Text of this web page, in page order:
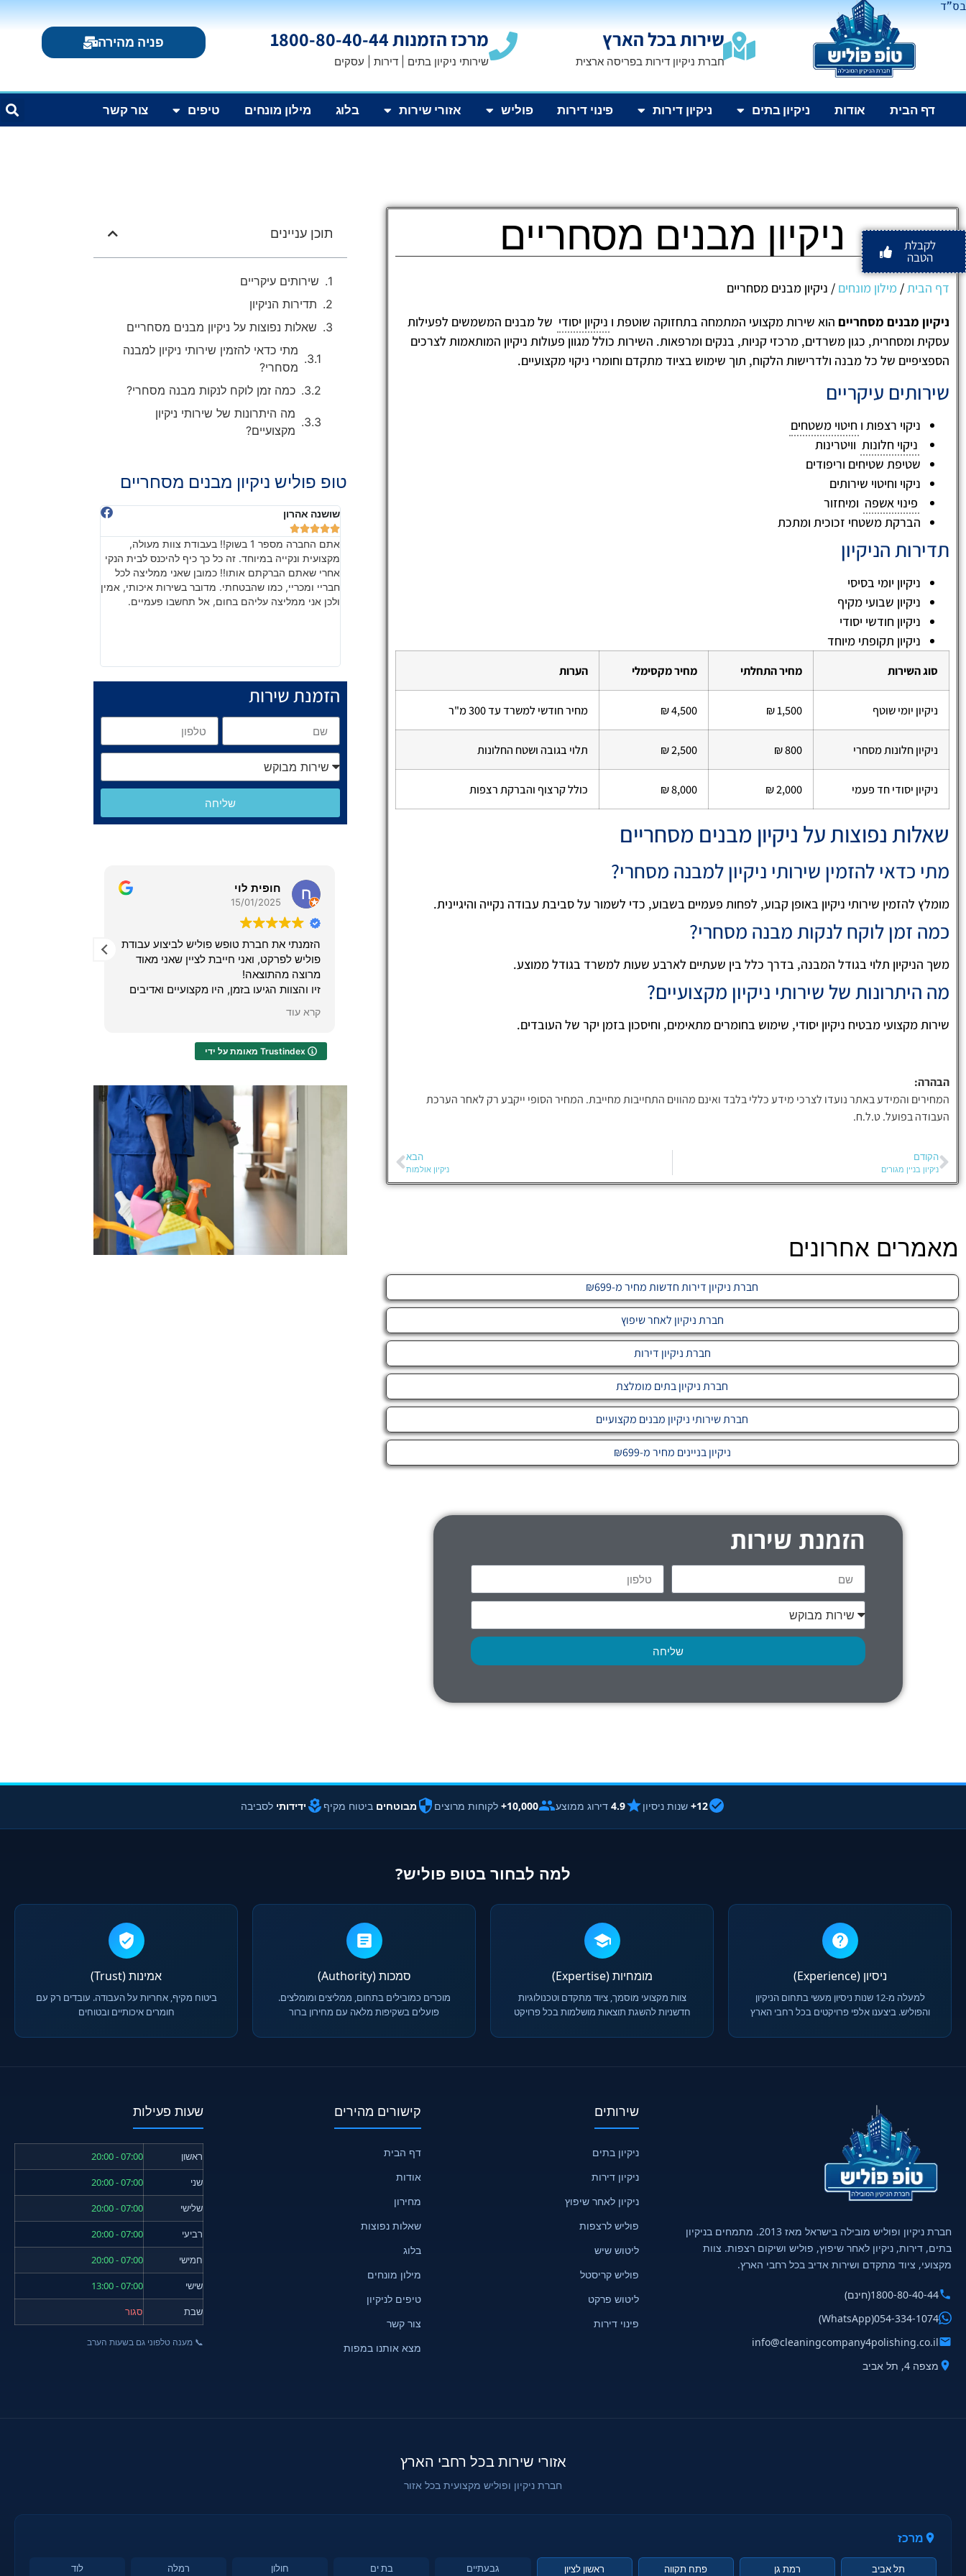
בס"ד
שירות בכל הארץ
חברת ניקיון דירות בפריסה ארצית
מרכז הזמנות 1800-80-40-44
שירותי ניקיון בתים | דירות | עסקים
פניה מהירה
דף הבית אודות ניקיון בתים ניקיון דירות פינוי דירות פוליש אזורי שירות בלוג מילון מונחים טיפים צור קשר
לקבלת
הטבה ניקיון מבנים מסחריים
דף הבית/ מילון מונחים / ניקיון מבנים מסחריים
ניקיון מבנים מסחריים הוא שירות מקצועי המתמחה בתחזוקה שוטפת ו ניקיון יסודי של מבנים המשמשים לפעילות
עסקית ומסחרית, כגון משרדים, מרכזי קניות, בנקים ומרפאות. השירות כולל מגוון פעולות ניקיון המותאמות לצרכים
הספציפיים של כל מבנה ולדרישות הלקוח, תוך שימוש בציוד מתקדם וחומרי ניקוי מקצועיים.
שירותים עיקריים
ניקוי רצפות ו חיטוי משטחים
ניקוי חלונות וויטרינות
שטיפת שטיחים וריפודים
ניקוי וחיטוי שירותים
פינוי אשפה ומיחזור
הברקת משטחי זכוכית ומתכת
תדירות הניקיון
ניקיון יומי בסיסי
ניקיון שבועי מקיף
ניקיון חודשי יסודי
ניקיון תקופתי מיוחד
סוג השירות מחיר התחלתי מחיר מקסימלי הערות
ניקיון יומי שוטף 1,500 ₪
4,500 ₪ מחיר חודשי למשרד עד 300 מ"ר
ניקיון חלונות מסחרי 800 ₪
2,500 ₪ תלוי בגובה ושטח החלונות
ניקיון יסודי חד פעמי 2,000 ₪
8,000 ₪ כולל קרצוף והברקת רצפות
שאלות נפוצות על ניקיון מבנים מסחריים
מתי כדאי להזמין שירותי ניקיון למבנה מסחרי?
מומלץ להזמין שירותי ניקיון באופן קבוע, לפחות פעמיים בשבוע, כדי לשמור על סביבת עבודה נקייה והיגיינית.
כמה זמן לוקח לנקות מבנה מסחרי?
משך הניקיון תלוי בגודל המבנה, בדרך כלל בין שעתיים לארבע שעות למשרד בגודל ממוצע.
מה היתרונות של שירותי ניקיון מקצועיים?
שירות מקצועי מבטיח ניקיון יסודי, שימוש בחומרים מתאימים, וחיסכון בזמן יקר של העובדים.
הבהרה:
המחירים והמידע באתר נועדו לצרכי מידע כללי בלבד ואינם מהווים התחייבות מחייבת. המחיר הסופי ייקבע רק לאחר הערכת
העבודה בפועל. ט.ל.ח.
הקודם
ניקיון בניין מגורים
הבא
ניקיון אולמות
מאמרים אחרונים
חברת ניקיון דירות חדשות מחיר מ-₪699
חברת ניקיון לאחר שיפוץ
חברת ניקיון דירות
חברת ניקיון בתים מומלצת
חברת שירותי ניקיון מבנים מקצועיים
ניקיון בניינים מחיר מ-₪699
הזמנת שירות
שליחה
תוכן עניינים
שירותים עיקריים
תדירות הניקיון
שאלות נפוצות על ניקיון מבנים מסחריים
מתי כדאי להזמין שירותי ניקיון למבנה
מסחרי?
כמה זמן לוקח לנקות מבנה מסחרי?
מה היתרונות של שירותי ניקיון
מקצועיים?
טופ פוליש ניקיון מבנים מסחריים





אלה חיימוב





ליחס כזה אדיב והוגן לא ציפיתי. באמת לא ציפיתי!!! כל
הכבוד!!!!! עובדים ברמה מקצועית, נהדרת ואחראית!
לאורך התהליך ובעיקר בסופו של היום קיבלנו המון טיפים
לשמור על הניקיון. תודה רבה מכל הלב. הלוואי שכל
החברות יתנהלו כפי שאתם עכשיו הבית כולו נוצץ
הזמנת שירות
שליחה
סיימו אצלי ריצוף ונשאר לי
חופית לוי
15/01/2025
הזמנתי את חברת טופש פוליש לביצוע עבודת
פוליש לפרקט, ואני חייבת לציין שאני מאוד
מרוצה מהתוצאה!
זיו והצוות הגיעו בזמן, היו מקצועיים ואדיבים
מאוד. הפרקט שלי נראה כמו חדש – מבריק
ייעשה, איזה חומרים משתמשים, והכל בוצע
בדיוק כמו שהבטיחו.
אני ממליצה בחום על זיו מחברת טופש פוליש
לכל מי שמחפש שירות פוליש מקצועי ואמין.
מאומת על ידי Trustindex
12+ שנות ניסיון 4.9 דירוג ממוצע 10,000+ לקוחות מרוצים מבוטחים ביטוח מקיף ידידותי לסביבה
למה לבחור בטופ פוליש?
ניסיון (Experience)
למעלה מ-12 שנות ניסיון מעשי בתחום הניקיון
והפוליש. ביצענו אלפי פרויקטים בכל רחבי הארץ
מומחיות (Expertise)
צוות מקצועי מוסמך, ציוד מתקדם וטכנולוגיות
חדשניות להשגת תוצאות מושלמות בכל פרויקט
סמכות (Authority)
מוכרים כמובילים בתחום, ממליצים ומומלצים.
פועלים בשקיפות מלאה עם מחירון ברור
אמינות (Trust)
ביטוח מקיף, אחריות על העבודה. עובדים רק עם
חומרים איכותיים ובטוחים
חברת ניקיון ופוליש מובילה בישראל מאז 2013. מתמחים בניקיון
בתים, דירות, ניקיון לאחר שיפוץ, פוליש ושיקום רצפות. צוות
מקצועי, ציוד מתקדם ושירות אדיב בכל רחבי הארץ.
1800-80-40-44(חינם)
054-334-1074
(WhatsApp)
info@cleaningcompany4polishing.co.il
מצפה 4, תל אביב
שירותים
ניקיון בתים
ניקיון דירות
ניקיון לאחר שיפוץ
פוליש לרצפות
ליטוש שיש
פוליש קריסטל
ליטוש פרקט
פינוי דירות
קישורים מהירים
דף הבית
אודות
מחירון
שאלות נפוצות
בלוג
מילון מונחים
טיפים לניקיון
צור קשר
מצא אותנו במפות
שעות פעילות
ראשון
07:00 - 20:00
שני
07:00 - 20:00
שלישי
07:00 - 20:00
רביעי
07:00 - 20:00
חמישי
07:00 - 20:00
שישי
07:00 - 13:00
שבת
סגור
📞 מענה טלפוני גם בשעות הערב
אזורי שירות בכל רחבי הארץ
חברת ניקיון ופוליש מקצועית בכל אזור
מרכז
תל אביב רמת גן פתח תקווה ראשון לציון גבעתיים בת ים חולון רמלה לוד